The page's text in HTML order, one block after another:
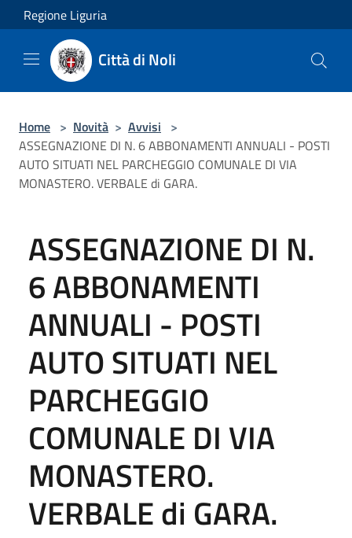
Salta al contenuto principale
Regione Liguria
Città di Noli
Home > Novità > Avvisi >
ASSEGNAZIONE DI N. 6 ABBONAMENTI ANNUALI - POSTI
AUTO SITUATI NEL PARCHEGGIO COMUNALE DI VIA
MONASTERO. VERBALE di GARA.
ASSEGNAZIONE DI N.
6 ABBONAMENTI
ANNUALI - POSTI
AUTO SITUATI NEL
PARCHEGGIO
COMUNALE DI VIA
MONASTERO.
VERBALE di GARA.